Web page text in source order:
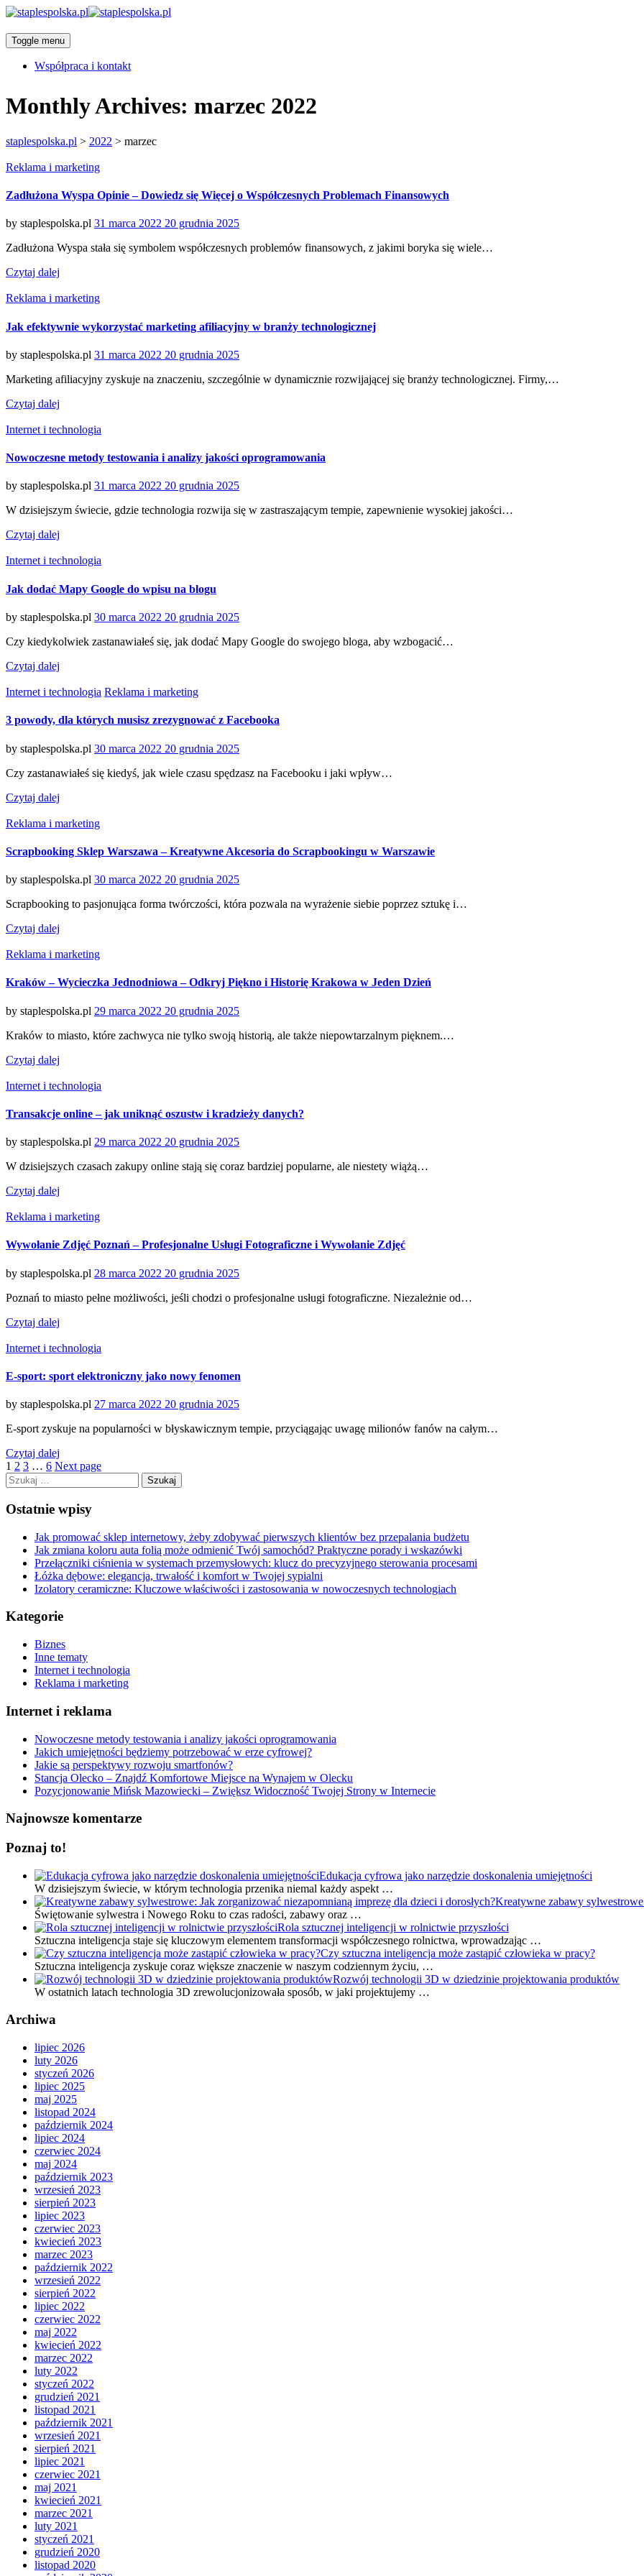
Toggle menu
Współpraca i kontakt
Monthly Archives: marzec 2022
staplespolska.pl > 2022 > marzec
Categories
Reklama i marketing
Zadłużona Wyspa Opinie – Dowiedz się Więcej o Współczesnych Problemach Finansowych
by staplespolska.pl Posted
31 marca 2022 20 grudnia 2025
Zadłużona Wyspa stała się symbolem współczesnych problemów finansowych, z jakimi boryka się wiele…
Czytaj dalej
Categories
Reklama i marketing
Jak efektywnie wykorzystać marketing afiliacyjny w branży technologicznej
by staplespolska.pl Posted
31 marca 2022 20 grudnia 2025
Marketing afiliacyjny zyskuje na znaczeniu, szczególnie w dynamicznie rozwijającej się branży technologicznej. Firmy,…
Czytaj dalej
Categories
Internet i technologia
Nowoczesne metody testowania i analizy jakości oprogramowania
by staplespolska.pl Posted
31 marca 2022 20 grudnia 2025
W dzisiejszym świecie, gdzie technologia rozwija się w zastraszającym tempie, zapewnienie wysokiej jakości…
Czytaj dalej
Categories
Internet i technologia
Jak dodać Mapy Google do wpisu na blogu
by staplespolska.pl Posted
30 marca 2022 20 grudnia 2025
Czy kiedykolwiek zastanawiałeś się, jak dodać Mapy Google do swojego bloga, aby wzbogacić…
Czytaj dalej
Categories
Internet i technologia Reklama i marketing
3 powody, dla których musisz zrezygnować z Facebooka
by staplespolska.pl Posted
30 marca 2022 20 grudnia 2025
Czy zastanawiałeś się kiedyś, jak wiele czasu spędzasz na Facebooku i jaki wpływ…
Czytaj dalej
Categories
Reklama i marketing
Scrapbooking Sklep Warszawa – Kreatywne Akcesoria do Scrapbookingu w Warszawie
by staplespolska.pl Posted
30 marca 2022 20 grudnia 2025
Scrapbooking to pasjonująca forma twórczości, która pozwala na wyrażenie siebie poprzez sztukę i…
Czytaj dalej
Categories
Reklama i marketing
Kraków – Wycieczka Jednodniowa – Odkryj Piękno i Historię Krakowa w Jeden Dzień
by staplespolska.pl Posted
29 marca 2022 20 grudnia 2025
Kraków to miasto, które zachwyca nie tylko swoją historią, ale także niepowtarzalnym pięknem.…
Czytaj dalej
Categories
Internet i technologia
Transakcje online – jak uniknąć oszustw i kradzieży danych?
by staplespolska.pl Posted
29 marca 2022 20 grudnia 2025
W dzisiejszych czasach zakupy online stają się coraz bardziej popularne, ale niestety wiążą…
Czytaj dalej
Categories
Reklama i marketing
Wywołanie Zdjęć Poznań – Profesjonalne Usługi Fotograficzne i Wywołanie Zdjęć
by staplespolska.pl Posted
28 marca 2022 20 grudnia 2025
Poznań to miasto pełne możliwości, jeśli chodzi o profesjonalne usługi fotograficzne. Niezależnie od…
Czytaj dalej
Categories
Internet i technologia
E-sport: sport elektroniczny jako nowy fenomen
by staplespolska.pl Posted
27 marca 2022 20 grudnia 2025
E-sport zyskuje na popularności w błyskawicznym tempie, przyciągając uwagę milionów fanów na całym…
Czytaj dalej
1 2 3 … 6 Next page
Szukaj:
Ostatnie wpisy
Jak promować sklep internetowy, żeby zdobywać pierwszych klientów bez przepalania budżetu
Jak zmiana koloru auta folią może odmienić Twój samochód? Praktyczne porady i wskazówki
Przełączniki ciśnienia w systemach przemysłowych: klucz do precyzyjnego sterowania procesami
Łóżka dębowe: elegancja, trwałość i komfort w Twojej sypialni
Izolatory ceramiczne: Kluczowe właściwości i zastosowania w nowoczesnych technologiach
Kategorie
Biznes
Inne tematy
Internet i technologia
Reklama i marketing
Internet i reklama
Nowoczesne metody testowania i analizy jakości oprogramowania
Jakich umiejętności będziemy potrzebować w erze cyfrowej?
Jakie są perspektywy rozwoju smartfonów?
Stancja Olecko – Znajdź Komfortowe Miejsce na Wynajem w Olecku
Pozycjonowanie Mińsk Mazowiecki – Zwiększ Widoczność Twojej Strony w Internecie
Najnowsze komentarze
Poznaj to!
Edukacja cyfrowa jako narzędzie doskonalenia umiejętności
W dzisiejszym świecie, w którym technologia przenika niemal każdy aspekt …
Kreatywne zabawy
Świętowanie sylwestra i Nowego Roku to czas radości, zabawy oraz …
Rola sztucznej inteligencji w rolnictwie przyszłości
Sztuczna inteligencja staje się kluczowym elementem transformacji współczesnego rolnictwa, wprowadzając …
Czy sztuczna inteligencja może zastąpić człowieka w pracy?
Sztuczna inteligencja zyskuje coraz większe znaczenie w naszym codziennym życiu, …
Rozwój technologii 3D w dziedzinie projektowania produktów
W ostatnich latach technologia 3D zrewolucjonizowała sposób, w jaki projektujemy …
Archiwa
lipiec 2026
luty 2026
styczeń 2026
lipiec 2025
maj 2025
listopad 2024
październik 2024
lipiec 2024
czerwiec 2024
maj 2024
październik 2023
wrzesień 2023
sierpień 2023
lipiec 2023
czerwiec 2023
kwiecień 2023
marzec 2023
październik 2022
wrzesień 2022
sierpień 2022
lipiec 2022
czerwiec 2022
maj 2022
kwiecień 2022
marzec 2022
luty 2022
styczeń 2022
grudzień 2021
listopad 2021
październik 2021
wrzesień 2021
sierpień 2021
lipiec 2021
czerwiec 2021
maj 2021
kwiecień 2021
marzec 2021
luty 2021
styczeń 2021
grudzień 2020
listopad 2020